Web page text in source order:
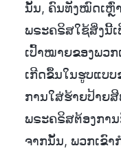
ນັ້ນ, ຄົນທັງໝົດເຫຼົ່
ພຣະຄຣິສໃຊ້ສິ່ງນີ້ເ
ເປົ້າໝາຍຂອງພວ
ເກີດຂຶ້ນໃນຮູບແບ
ການໃສ່ຮ້າຍປ້າຍສີ
ພຣະຄຣິສຕ້ອງກາ
ຈາກນັ້ນ, ພວກເຂົາ